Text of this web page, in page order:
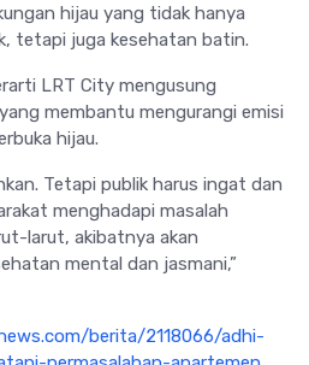
hijau yang tidak hanya
tetapi juga kesehatan batin.
LRT City mengusung
membantu mengurangi emisi
hijau.
Tetapi publik harus ingat dan
menghadapi masalah
larut, akibatnya akan
mental dan jasmani,”
berita/2118066/adhi-